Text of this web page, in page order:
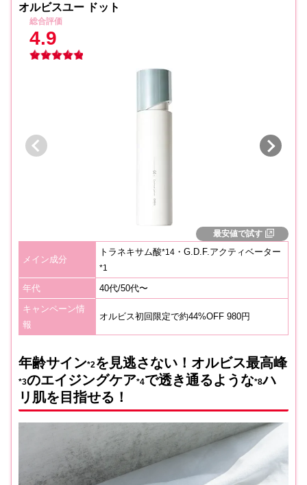
オルビスユー ドット
総合評価
4.9
最安値で試す
メイン成分
トラネキサム酸*14 ・G.D.F.アクティベーター
*1
年代
40代/50代〜
キャンペーン情
報
オルビス初回限定で約44%OFF 980円
年齢サイン*2を見逃さない！オルビス最高峰
*3のエイジングケア*4で透き通るような*8ハ
リ肌を目指せる！